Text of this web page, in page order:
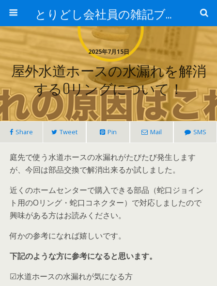
とりどし会社員の雑記ブログ
2025年7月15日
屋外水道ホースの水漏れを解消
するOリングについて！
Share Tweet Pin Mail SMS
庭先で使う水道ホースの水漏れがたびたび発生します
が、今回は部品交換で解消出来るか試しました。
近くのホームセンターで購入できる部品（蛇口ジョイン
ト用のOリング・蛇口コネクター）で対応しましたので
興味がある方はお読みください。
何かの参考になれば嬉しいです。
下記のような方に参考になると思います。
☑水道ホースの水漏れが気になる方